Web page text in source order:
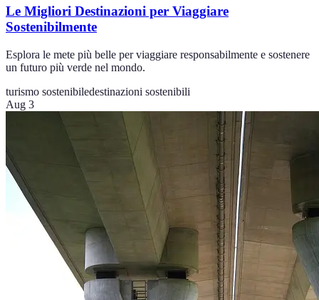
Le Migliori Destinazioni per Viaggiare
Sostenibilmente
Esplora le mete più belle per viaggiare responsabilmente e sostenere
un futuro più verde nel mondo.
turismo sostenibiledestinazioni sostenibili
Aug 3